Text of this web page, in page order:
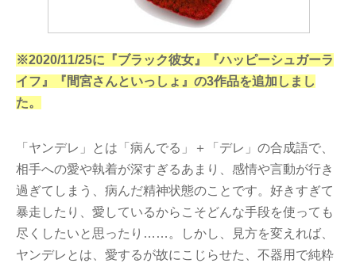
※2020/11/25に『ブラック彼女』『ハッピーシュガーラ
イフ』『間宮さんといっしょ』の3作品を追加しまし
た。
「ヤンデレ」とは「病んでる」＋「デレ」の合成語で、
相手への愛や執着が深すぎるあまり、感情や言動が行き
過ぎてしまう、病んだ精神状態のことです。好きすぎて
暴走したり、愛しているからこそどんな手段を使っても
尽くしたいと思ったり……。しかし、見方を変えれば、
ヤンデレとは、愛するが故にこじらせた、不器用で純粋